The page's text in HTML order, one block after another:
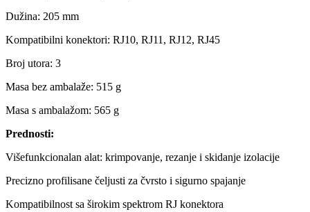
Dužina: 205 mm
Kompatibilni konektori: RJ10, RJ11, RJ12, RJ45
Broj utora: 3
Masa bez ambalaže: 515 g
Masa s ambalažom: 565 g
Prednosti:
Višefunkcionalan alat: krimpovanje, rezanje i skidanje izolacije
Precizno profilisane čeljusti za čvrsto i sigurno spajanje
Kompatibilnost sa širokim spektrom RJ konektora